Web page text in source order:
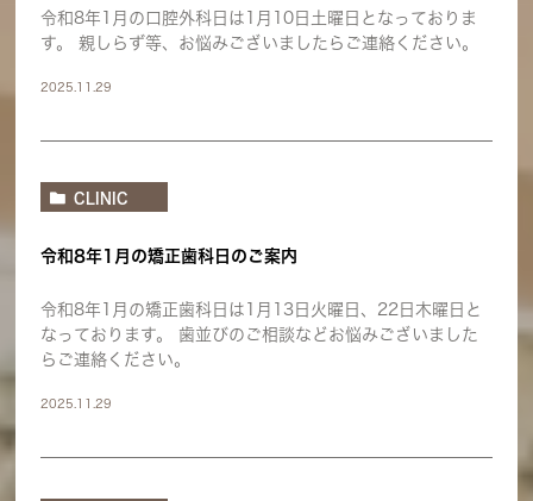
令和8年1月の口腔外科日は1月10日土曜日となっておりま
す。 親しらず等、お悩みございましたらご連絡ください。
2025.11.29
CLINIC
令和8年1月の矯正歯科日のご案内
令和8年1月の矯正歯科日は1月13日火曜日、22日木曜日と
なっております。 歯並びのご相談などお悩みございました
らご連絡ください。
2025.11.29